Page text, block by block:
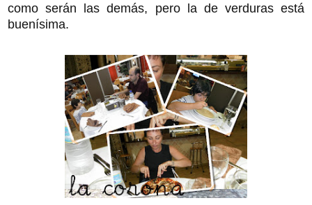
como serán las demás, pero la de verduras está
buenísima.